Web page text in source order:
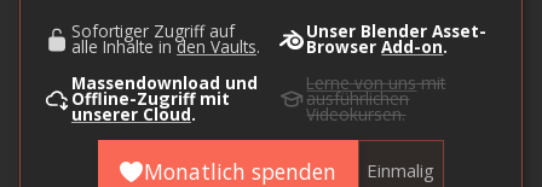
Sofortiger Zugriff auf
alle Inhalte inden Vaults.
Unser Blender Asset-
BrowserAdd-on.
Massendownload und
Offline-Zugriff mit
unserer Cloud.
Lerne von unsmit
ausführlichen
Videokursen.
Monatlich spenden Einmalig